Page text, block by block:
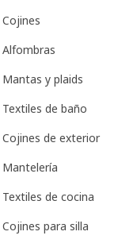
Cojines
Alfombras
Mantas y plaids
Textiles de baño
Cojines de exterior
Mantelería
Textiles de cocina
Cojines para silla